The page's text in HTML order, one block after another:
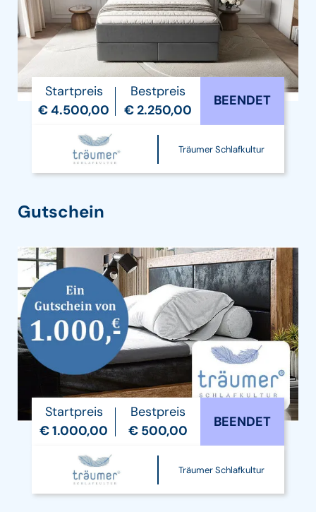
Startpreis
€ 4.500,00
Bestpreis
€ 2.250,00
BEENDET
Träumer Schlafkultur
Gutschein
Startpreis
€ 1.000,00
Bestpreis
€ 500,00
BEENDET
Träumer Schlafkultur